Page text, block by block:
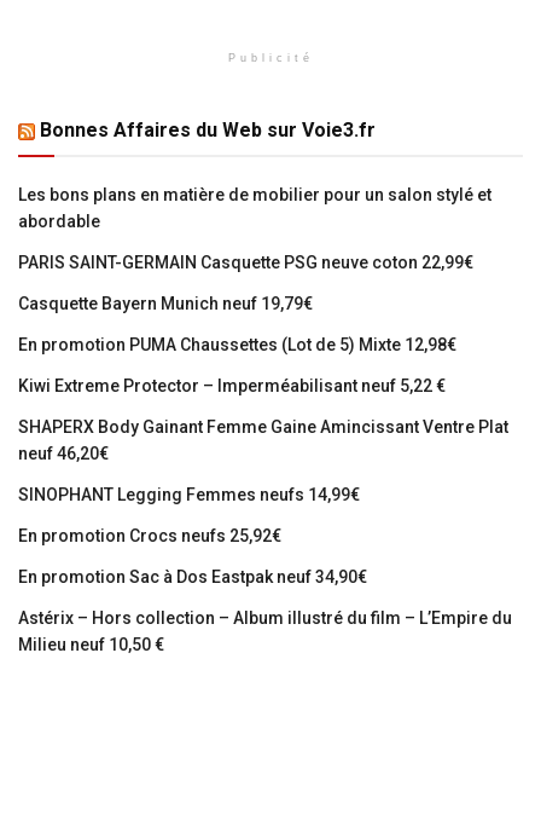
Publicité
Bonnes Affaires du Web sur Voie3.fr
Les bons plans en matière de mobilier pour un salon stylé et
abordable
PARIS SAINT-GERMAIN Casquette PSG neuve coton 22,99€
Casquette Bayern Munich neuf 19,79€
En promotion PUMA Chaussettes (Lot de 5) Mixte 12,98€
Kiwi Extreme Protector – Imperméabilisant neuf 5,22 €
SHAPERX Body Gainant Femme Gaine Amincissant Ventre Plat
neuf 46,20€
SINOPHANT Legging Femmes neufs 14,99€
En promotion Crocs neufs 25,92€
En promotion Sac à Dos Eastpak neuf 34,90€
Astérix – Hors collection – Album illustré du film – L’Empire du
Milieu neuf 10,50 €